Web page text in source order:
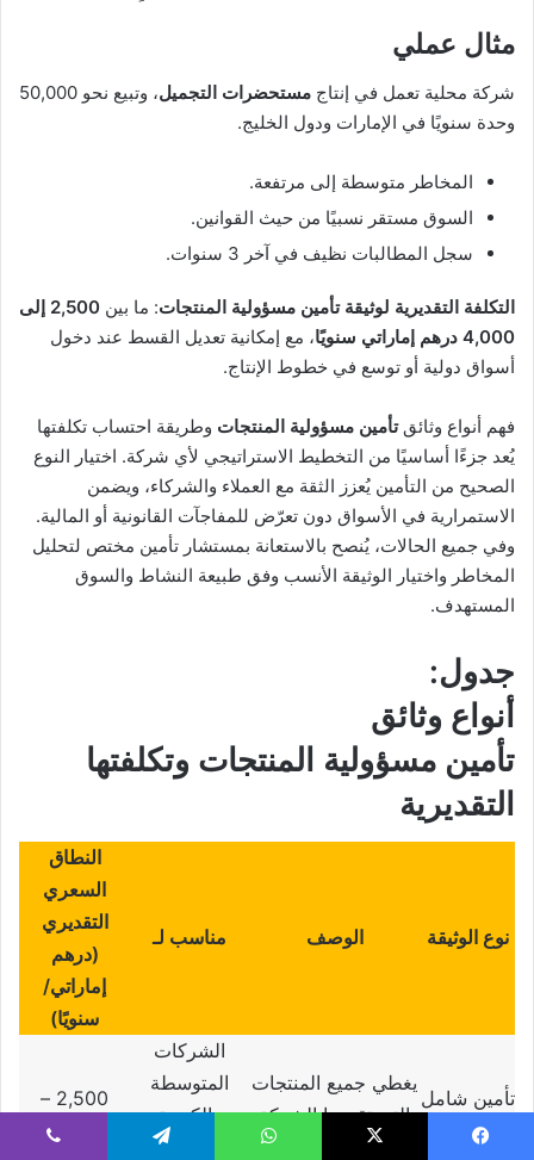
مثال عملي
شركة محلية تعمل في إنتاج مستحضرات التجميل
، وتبيع نحو 50,000
وحدة سنويًا في الإمارات ودول الخليج.
المخاطر متوسطة إلى مرتفعة.
السوق مستقر نسبيًا من حيث القوانين.
سجل المطالبات نظيف في آخر 3 سنوات.
التكلفة التقديرية لوثيقة تأمين مسؤولية المنتجات: ما بين
2,500 إلى
4,000 درهم إماراتي سنويًا
، مع إمكانية تعديل القسط عند دخول
أسواق دولية أو توسع في خطوط الإنتاج.
فهم أنواع وثائقتأمين مسؤولية المنتجات وطريقة احتساب تكلفتها
يُعد جزءًا أساسيًا من التخطيط الاستراتيجي لأي شركة. اختيار النوع
الصحيح من التأمين يُعزز الثقة مع العملاء والشركاء، ويضمن
الاستمرارية في الأسواق دون تعرّض للمفاجآت القانونية أو المالية.
وفي جميع الحالات، يُنصح بالاستعانة بمستشار تأمين مختص لتحليل
المخاطر واختيار الوثيقة الأنسب وفق طبيعة النشاط والسوق
المستهدف.
جدول:
أنواع وثائق
تأمين مسؤولية المنتجات وتكلفتها
التقديرية
نوع الوثيقة الوصف مناسب لـ
النطاق
السعري
التقديري
(درهم
إماراتي/
سنويًا)
تأمين شامل
للمنتجات
يغطي جميع المنتجات
التي تقدمها الشركة
محليًا أو دوليًا
الشركات
المتوسطة
والكبيرة
متعددة
2,500 –
6,000